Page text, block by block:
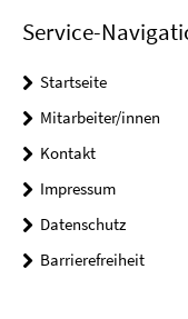
Service-
Startseite
Mitarbeiter/innen
Kontakt
Impressum
Datenschutz
Barrierefreiheit